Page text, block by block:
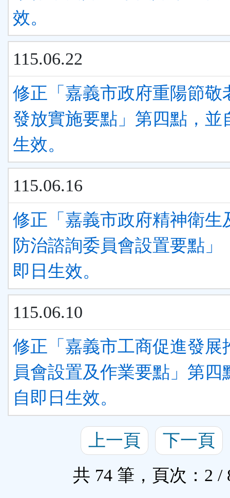
效。
115.06.22
修正「嘉義市政府重陽節敬
發放實施要點」第四點，並
生效。
115.06.16
修正「嘉義市政府精神衛生
防治諮詢委員會設置要點」
即日生效。
115.06.10
修正「嘉義市工商促進發展
員會設置及作業要點」第四
自即日生效。
上一頁
下一頁
共 74 筆，頁次：2 /